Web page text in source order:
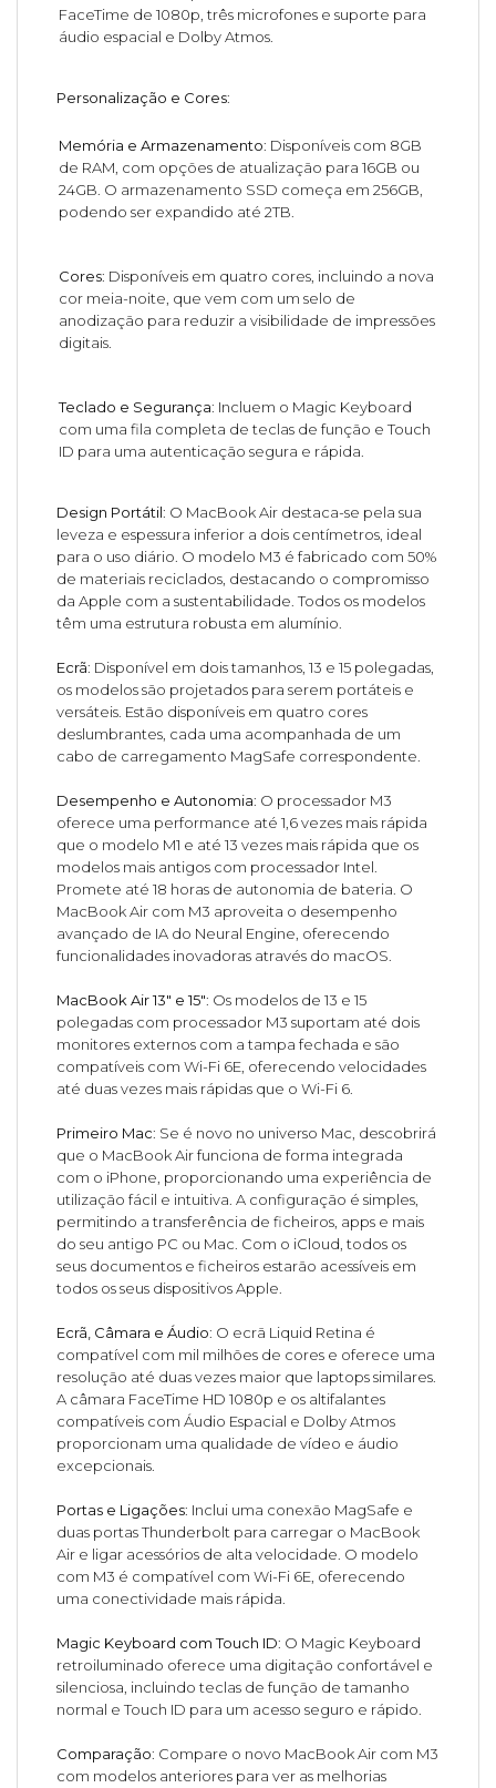
FaceTime de 1080p, três microfones e suporte para
áudio espacial e Dolby Atmos.
Personalização e Cores:
Memória e Armazenamento: Disponíveis com 8GB
de RAM, com opções de atualização para 16GB ou
24GB. O armazenamento SSD começa em 256GB,
podendo ser expandido até 2TB.
Cores: Disponíveis em quatro cores, incluindo a nova
cor meia-noite, que vem com um selo de
anodização para reduzir a visibilidade de impressões
digitais.
Teclado e Segurança: Incluem o Magic Keyboard
com uma fila completa de teclas de função e Touch
ID para uma autenticação segura e rápida.
Design Portátil: O MacBook Air destaca-se pela sua
leveza e espessura inferior a dois centímetros, ideal
para o uso diário. O modelo M3 é fabricado com 50%
de materiais reciclados, destacando o compromisso
da Apple com a sustentabilidade. Todos os modelos
têm uma estrutura robusta em alumínio.
Ecrã: Disponível em dois tamanhos, 13 e 15 polegadas,
os modelos são projetados para serem portáteis e
versáteis. Estão disponíveis em quatro cores
deslumbrantes, cada uma acompanhada de um
cabo de carregamento MagSafe correspondente.
Desempenho e Autonomia: O processador M3
oferece uma performance até 1,6 vezes mais rápida
que o modelo M1 e até 13 vezes mais rápida que os
modelos mais antigos com processador Intel.
Promete até 18 horas de autonomia de bateria. O
MacBook Air com M3 aproveita o desempenho
avançado de IA do Neural Engine, oferecendo
funcionalidades inovadoras através do macOS.
MacBook Air 13" e 15": Os modelos de 13 e 15
polegadas com processador M3 suportam até dois
monitores externos com a tampa fechada e são
compatíveis com Wi-Fi 6E, oferecendo velocidades
até duas vezes mais rápidas que o Wi-Fi 6.
Primeiro Mac: Se é novo no universo Mac, descobrirá
que o MacBook Air funciona de forma integrada
com o iPhone, proporcionando uma experiência de
utilização fácil e intuitiva. A configuração é simples,
permitindo a transferência de ficheiros, apps e mais
do seu antigo PC ou Mac. Com o iCloud, todos os
seus documentos e ficheiros estarão acessíveis em
todos os seus dispositivos Apple.
Ecrã, Câmara e Áudio: O ecrã Liquid Retina é
compatível com mil milhões de cores e oferece uma
resolução até duas vezes maior que laptops similares.
A câmara FaceTime HD 1080p e os altifalantes
compatíveis com Áudio Espacial e Dolby Atmos
proporcionam uma qualidade de vídeo e áudio
excepcionais.
Portas e Ligações: Inclui uma conexão MagSafe e
duas portas Thunderbolt para carregar o MacBook
Air e ligar acessórios de alta velocidade. O modelo
com M3 é compatível com Wi-Fi 6E, oferecendo
uma conectividade mais rápida.
Magic Keyboard com Touch ID: O Magic Keyboard
retroiluminado oferece uma digitação confortável e
silenciosa, incluindo teclas de função de tamanho
normal e Touch ID para um acesso seguro e rápido.
Comparação: Compare o novo MacBook Air com M3
com modelos anteriores para ver as melhorias